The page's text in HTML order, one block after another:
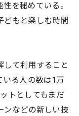
を秘めている。
どもと楽しむ時間
して利用すること
いる人の数は1万
トとしてもまだ
ンなどの新しい技